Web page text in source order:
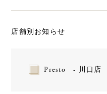
店舗別お知らせ
Presto - 川口店